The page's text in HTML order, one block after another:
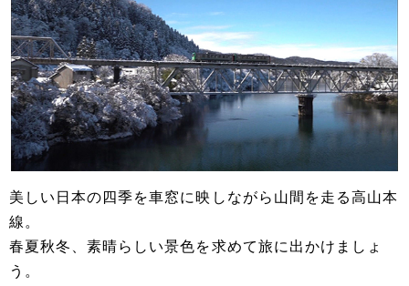
美しい日本の四季を車窓に映しながら山間を走る高山本
線。
春夏秋冬、素晴らしい景色を求めて旅に出かけましょ
う。